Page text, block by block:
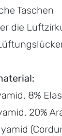
Taschen
die
8%
20%